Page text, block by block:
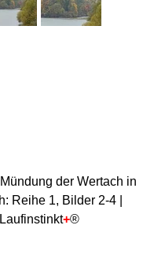
Mündung der Wertach in
Reihe 1, Bilder 2-4 |
Laufinstinkt+®